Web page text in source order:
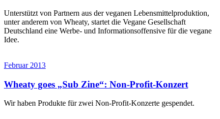
Unterstützt von Partnern aus der veganen Lebensmittelproduktion,
unter anderem von Wheaty, startet die Vegane Gesellschaft
Deutschland eine Werbe- und Informationsoffensive für die vegane
Idee.
Februar 2013
Wheaty goes „Sub Zine“: Non-Profit-Konzert
Wir haben Produkte für zwei Non-Profit-Konzerte gespendet.